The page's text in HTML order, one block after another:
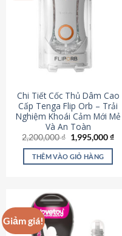
Chi Tiết Cốc Thủ Dâm Cao
Cấp Tenga Flip Orb – Trải
Nghiệm Khoái Cảm Mới Mẻ
Và An Toàn
2,200,000₫ Giá
gốc
là:
2,200,000 ₫.
1,995,000₫Giá
THÊM VÀO GIỎ HÀNG
Giảm giá!